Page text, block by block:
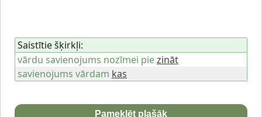
Saistītie šķirkļi:
vārdu savienojums nozīmei piezināt
savienojums vārdam kas
Pameklēt plašāk